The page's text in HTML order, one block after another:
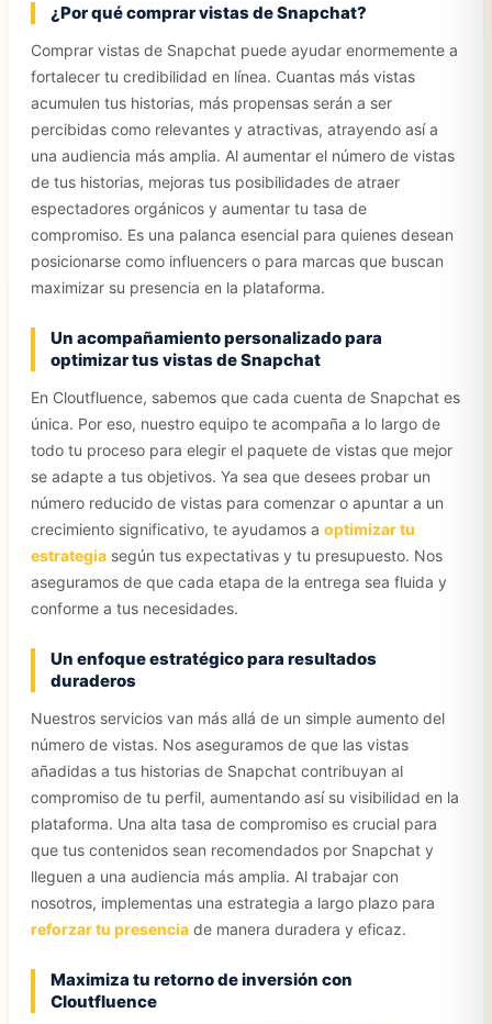
¿Por qué comprar vistas de Snapchat?
Comprar vistas de Snapchat puede ayudar enormemente a
fortalecer tu credibilidad en línea. Cuantas más vistas
acumulen tus historias, más propensas serán a ser
percibidas como relevantes y atractivas, atrayendo así a
una audiencia más amplia. Al aumentar el número de vistas
de tus historias, mejoras tus posibilidades de atraer
espectadores orgánicos y aumentar tu tasa de
compromiso. Es una palanca esencial para quienes desean
posicionarse como influencers o para marcas que buscan
maximizar su presencia en la plataforma.
Un acompañamiento personalizado para
optimizar tus vistas de Snapchat
En Cloutfluence, sabemos que cada cuenta de Snapchat es
única. Por eso, nuestro equipo te acompaña a lo largo de
todo tu proceso para elegir el paquete de vistas que mejor
se adapte a tus objetivos. Ya sea que desees probar un
número reducido de vistas para comenzar o apuntar a un
crecimiento significativo, te ayudamos a optimizar tu
estrategia según tus expectativas y tu presupuesto. Nos
aseguramos de que cada etapa de la entrega sea fluida y
conforme a tus necesidades.
Un enfoque estratégico para resultados
duraderos
Nuestros servicios van más allá de un simple aumento del
número de vistas. Nos aseguramos de que las vistas
añadidas a tus historias de Snapchat contribuyan al
compromiso de tu perfil, aumentando así su visibilidad en la
plataforma. Una alta tasa de compromiso es crucial para
que tus contenidos sean recomendados por Snapchat y
lleguen a una audiencia más amplia. Al trabajar con
nosotros, implementas una estrategia a largo plazo para
reforzar tu presencia de manera duradera y eficaz.
Maximiza tu retorno de inversión con
Cloutfluence